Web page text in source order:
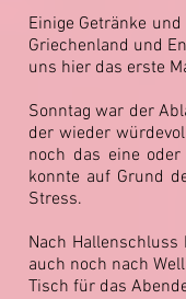
Einige Getränke
Griechenland und
uns hier das erste
Sonntag war der
der wieder
noch das eine
konnte auf Grund
Stress.
Nach
auch noch nach
Tisch für das